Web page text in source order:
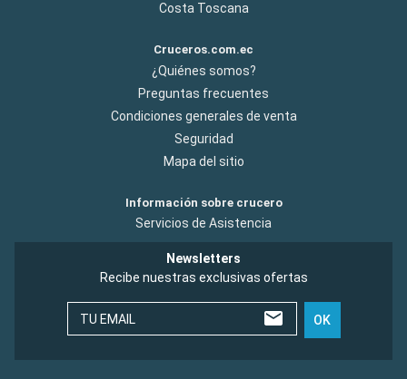
Costa Toscana
Cruceros.com.ec
¿Quiénes somos?
Preguntas frecuentes
Condiciones generales de venta
Seguridad
Mapa del sitio
Información sobre crucero
Servicios de Asistencia
Newsletters
Recibe nuestras exclusivas ofertas
TU EMAIL OK